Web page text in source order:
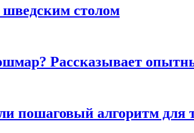
столом
Рассказывает
алгоритм для